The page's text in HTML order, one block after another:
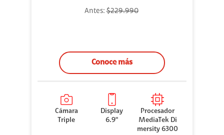
Antes:$229.990
Conoce más
Cámara
Triple
Display
6.9"
Procesador
MediaTek Di
mersity 6300